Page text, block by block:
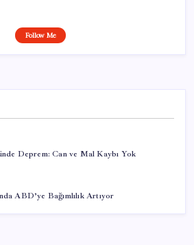
Follow Me
Deprem: Can ve Mal Kaybı Yok
ABD’ye Bağımlılık Artıyor